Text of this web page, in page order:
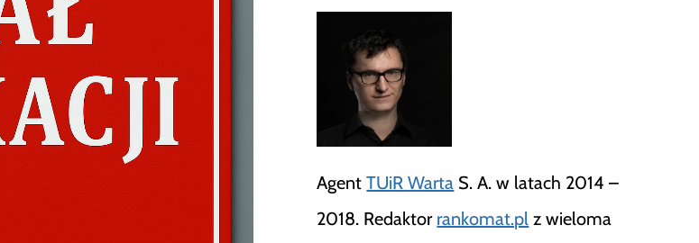
AgentTUiR Warta S. A. w latach 2014 –
2018. Redaktor rankomat.pl z wieloma